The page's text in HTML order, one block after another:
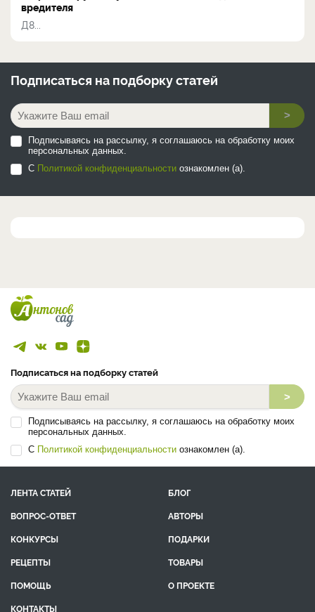
вредителя
Д8...
Подписаться на подборку статей
>
Подписываясь на рассылку, я соглашаюсь на обработку моих
персональных данных.
С Политикой конфиденциальности ознакомлен (а).
Подписаться на подборку статей
>
Подписываясь на рассылку, я соглашаюсь на обработку моих
персональных данных.
С Политикой конфиденциальности ознакомлен (а).
ЛЕНТА СТАТЕЙ
БЛОГ
ВОПРОС-ОТВЕТ
АВТОРЫ
КОНКУРСЫ
ПОДАРКИ
РЕЦЕПТЫ
ТОВАРЫ
ПОМОЩЬ
О ПРОЕКТЕ
КОНТАКТЫ